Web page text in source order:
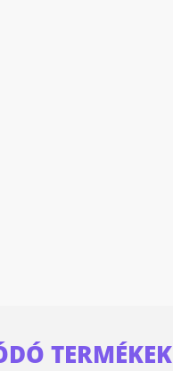
TERMÉKEK